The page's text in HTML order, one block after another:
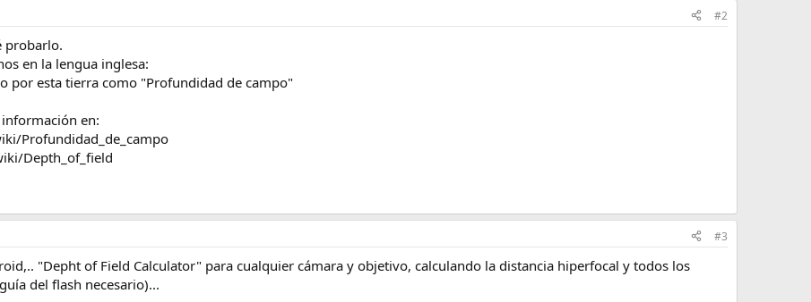
#2
probarlo.
en la lengua inglesa:
por esta tierra como "Profundidad de campo"
en:
Profundidad_de_campo
Depth_of_field
#3
"Depht of Field Calculator" para cualquier cámara y objetivo, calculando la distancia hiperfocal y todos los
del flash necesario)...